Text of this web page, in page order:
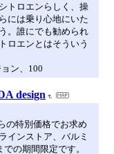
トロエンらしく、操
には乗り心地にいた
。誰にでも勧められ
ロエンとはそういう
ン、100
design
の特別価格でお求め
インストア、バルミ
の期間限定です。